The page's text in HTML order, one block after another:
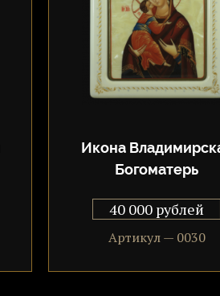
Пресвятой
Отечество,
уберечь от
Помимо 8
иконы
Икона
Богоматерь
40 000 рублей
Артикул — 0030